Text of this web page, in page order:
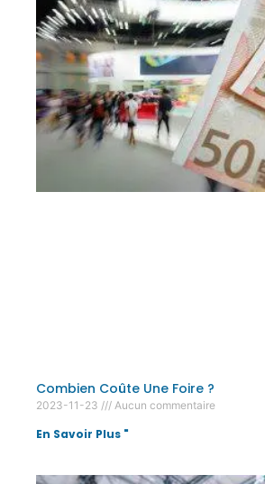
Combien Coûte Une Foire ?
2023-11-23 Aucun commentaire
En Savoir Plus "